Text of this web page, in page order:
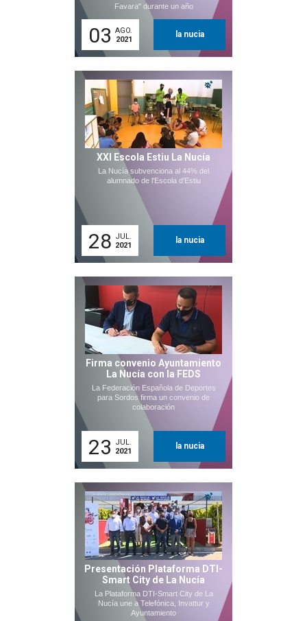
Favara" durante un año
03 AGO.
2021
la nucia
XXI Escola Estiu La Nucía
La Nucía subvenciona al 44% del
alumnado de l'Escola d'Estiu
28 JUL.
2021
la nucia
Firma convenio Ayuntamiento
La Nucía con la FEDS
La Federación Española de Deportes
para Sordos firma un convenio de
colaboración
23
JUL.
2021
la nucia
Presentación Plataforma DTI-
Smart City de La Nucía
La Plataforma DTI-Smart City de La
Nucía une a Telefónica, Invattur y
Ayuntamiento